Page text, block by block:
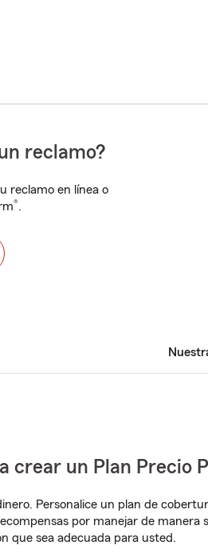
reclamo?
reclamo en línea o
®.
crear un Plan Precio
Personalice un plan de
por manejar de
que sea adecuada para usted.